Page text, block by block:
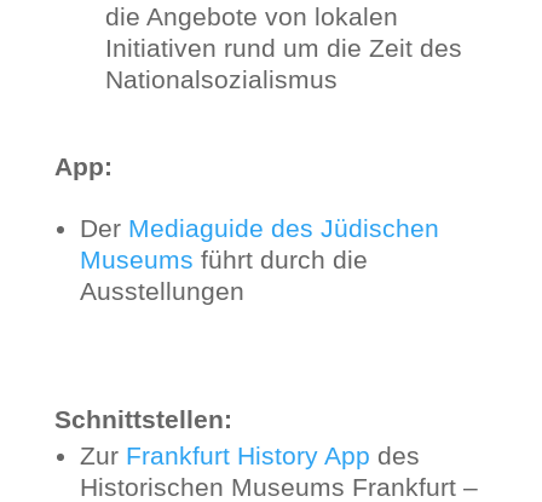
die Angebote von lokalen
Initiativen rund um die Zeit des
Nationalsozialismus
App:
Der Mediaguide des Jüdischen
Museums führt durch die
Ausstellungen
Schnittstellen:
Zur Frankfurt History App des
Historischen Museums Frankfurt –